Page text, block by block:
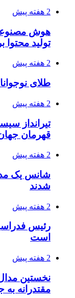
2 هفته پیش
هوش
تولید
2 هفته پیش
طلای
2 هفته پیش
تیرانداز
قهرمان
2 هفته پیش
شدند
2 هفته پیش
رئیس
است
2 هفته پیش
نخستین
مقتدرانه به